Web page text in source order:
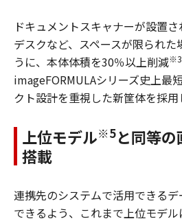
ドキュメントスキャナーが設置
デスクなど、スペースが限られ
うに、本体体積を30％以上削減※3
imageFORMULAシリーズ史上最
クト設計を重視した新筐体を採用
上位モデル※5と同等
搭載
連携先のシステムで活用できる
できるよう、これまで上位モデ